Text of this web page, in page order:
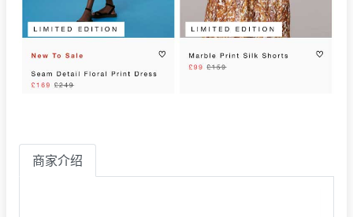
商家介绍